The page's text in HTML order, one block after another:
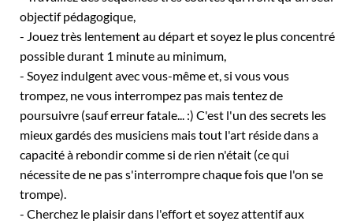
objectif pédagogique,
- Jouez très lentement au départ et soyez le plus concentré
possible durant 1 minute au minimum,
- Soyez indulgent avec vous-même et, si vous vous
trompez, ne vous interrompez pas mais tentez de
poursuivre (sauf erreur fatale... :) C'est l'un des secrets les
mieux gardés des musiciens mais tout l'art réside dans a
capacité à rebondir comme si de rien n'était (ce qui
nécessite de ne pas s'interrompre chaque fois que l'on se
trompe).
- Cherchez le plaisir dans l'effort et soyez attentif aux